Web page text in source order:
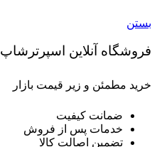
بستن
فروشگاه آنلاین اسپرترشاپ
خرید مطمئن و زیر قیمت بازار
ضمانت کیفیت
خدمات پس از فروش
تضمین اصالت کالا